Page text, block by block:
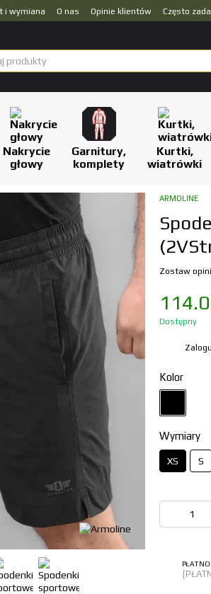
i wymiana O nas Opinie klientów Często
Nakrycie
głowy
Garnitury,
komplety
Kurtki,
wiatrówki
ARMOLINE
Zostaw
Dostępny
Kolor
Wymiary
XS S